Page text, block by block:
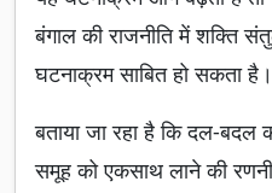
बंगाल की राजनीति में शक्ति
घटनाक्रम साबित हो सकता है।
बताया जा रहा है कि दल-
समूह को एकसाथ लाने की